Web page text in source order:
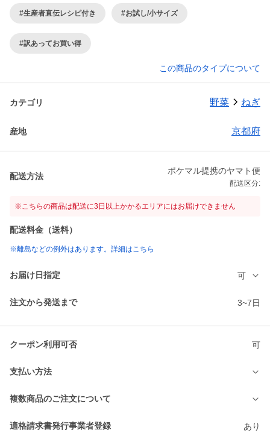
#生産者直伝レシピ付き #お試し/小サイズ
#訳あってお買い得
この商品のタイプについて
カテゴリ 野菜 ねぎ
産地 京都府
配送方法
ポケマル提携のヤマト便
配送区分:
※こちらの商品は配送に3日以上かかるエリアにはお届けできません
配送料金（送料）
※離島などの例外はあります。詳細はこちら
お届け日指定 可
注文から発送まで 3~7日
クーポン利用可否 可
支払い方法
複数商品のご注文について
適格請求書発行事業者登録 あり